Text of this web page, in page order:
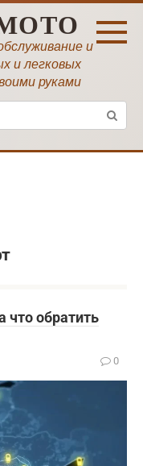
и
и легковых
руками
что обратить
0